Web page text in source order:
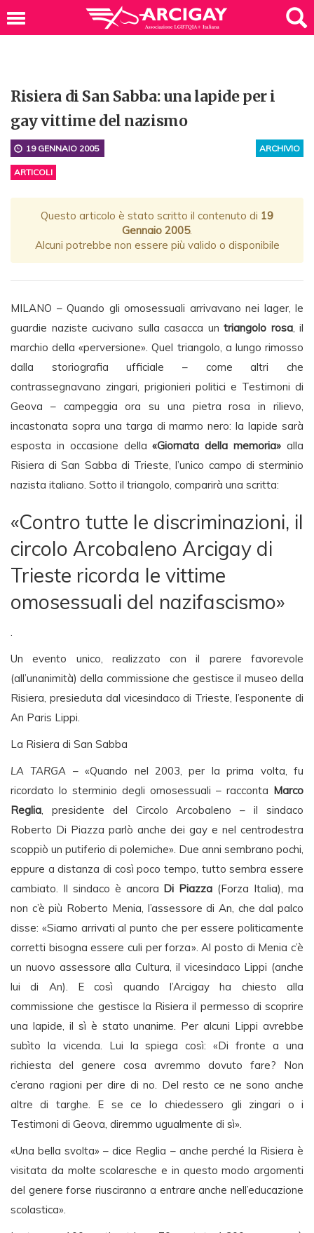
Risiera di San Sabba: una lapide per i
gay vittime del nazismo
ARCHIVIO
19 GENNAIO 2005
ARTICOLI
Questo articolo è stato scritto il contenuto di 19
Gennaio 2005.
Alcuni potrebbe non essere più valido o disponibile
MILANO – Quando gli omosessuali arrivavano nei lager, le
guardie naziste cucivano sulla casacca un triangolo rosa, il
marchio della «perversione». Quel triangolo, a lungo rimosso
dalla storiografia ufficiale – come altri che
contrassegnavano zingari, prigionieri politici e Testimoni di
Geova – campeggia ora su una pietra rosa in rilievo,
incastonata sopra una targa di marmo nero: la lapide sarà
esposta in occasione della«Giornata della memoria» alla
Risiera di San Sabba di Trieste, l’unico campo di sterminio
nazista italiano. Sotto il triangolo, comparirà una scritta:
«Contro tutte le discriminazioni, il
circolo Arcobaleno Arcigay di
Trieste ricorda le vittime
omosessuali del nazifascismo»
.
Un evento unico, realizzato con il parere favorevole
(all’unanimità) della commissione che gestisce il museo della
Risiera, presieduta dal vicesindaco di Trieste, l’esponente di
An Paris Lippi.
La Risiera di San Sabba
LA TARGA – «Quando nel 2003, per la prima volta, fu
ricordato lo sterminio degli omosessuali – racconta Marco
Reglia, presidente del Circolo Arcobaleno – il sindaco
Roberto Di Piazza parlò anche dei gay e nel centrodestra
scoppiò un putiferio di polemiche». Due anni sembrano pochi,
eppure a distanza di così poco tempo, tutto sembra essere
cambiato. Il sindaco è ancora Di Piazza (Forza Italia), ma
non c’è più Roberto Menia, l’assessore di An, che dal palco
disse: «Siamo arrivati al punto che per essere politicamente
corretti bisogna essere culi per forza». Al posto di Menia c’è
un nuovo assessore alla Cultura, il vicesindaco Lippi (anche
lui di An). E così quando l’Arcigay ha chiesto alla
commissione che gestisce la Risiera il permesso di scoprire
una lapide, il sì è stato unanime. Per alcuni Lippi avrebbe
subìto la vicenda. Lui la spiega così: «Di fronte a una
richiesta del genere cosa avremmo dovuto fare? Non
c’erano ragioni per dire di no. Del resto ce ne sono anche
altre di targhe. E se ce lo chiedessero gli zingari o i
Testimoni di Geova, diremmo ugualmente di sì».
«Una bella svolta» – dice Reglia – anche perché la Risiera è
visitata da molte scolaresche e in questo modo argomenti
del genere forse riusciranno a entrare anche nell’educazione
scolastica».